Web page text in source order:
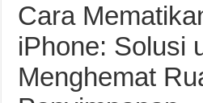
Cara
iPhone: Solusi
Menghemat